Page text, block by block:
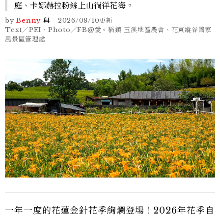
庭、卡娜赫拉粉絲上山徜徉花海。
by Benny 與 - 2026/08/10更新
Text／PEI、Photo／FB@愛。稻鎮 玉溪地區農會、花東縱谷國家
風景區管理處
一年一度的花蓮金針花季絢爛登場！2026年花季自